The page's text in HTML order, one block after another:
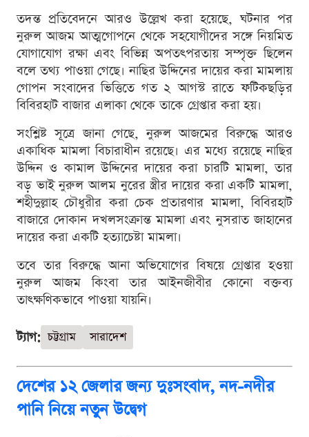
তদন্ত প্রতিবেদনে আরও উল্লেখ করা হয়েছে, ঘটনার পর
নুরুল আজম আত্মগোপনে থেকে সহযোগীদের সঙ্গে নিয়মিত
যোগাযোগ রক্ষা এবং বিভিন্ন অপতৎপরতায় সম্পৃক্ত ছিলেন
বলে তথ্য পাওয়া গেছে। নাছির উদ্দিনের দায়ের করা মামলায়
গোপন সংবাদের ভিত্তিতে গত ২ আগস্ট রাতে ফটিকছড়ির
বিবিরহাট বাজার এলাকা থেকে তাকে গ্রেপ্তার করা হয়।
সংশ্লিষ্ট সূত্রে জানা গেছে, নুরুল আজমের বিরুদ্ধে আরও
একাধিক মামলা বিচারাধীন রয়েছে। এর মধ্যে রয়েছে নাছির
উদ্দিন ও কামাল উদ্দিনের দায়ের করা চারটি মামলা, তার
বড় ভাই নুরুল আলম নুরের স্ত্রীর দায়ের করা একটি মামলা,
শহীদুল্লাহ চৌধুরীর করা চেক প্রতারণার মামলা, বিবিরহাট
বাজারে দোকান দখলসংক্রান্ত মামলা এবং নুসরাত জাহানের
দায়ের করা একটি হত্যাচেষ্টা মামলা।
তবে তার বিরুদ্ধে আনা অভিযোগের বিষয়ে গ্রেপ্তার হওয়া
নুরুল আজম কিংবা তার আইনজীবীর কোনো বক্তব্য
তাৎক্ষণিকভাবে পাওয়া যায়নি।
ট্যাগ: চট্টগ্রাম সারাদেশ
দেশের ১২ জেলার জন্য দুঃসংবাদ, নদ-নদীর
পানি নিয়ে নতুন উদ্বেগ